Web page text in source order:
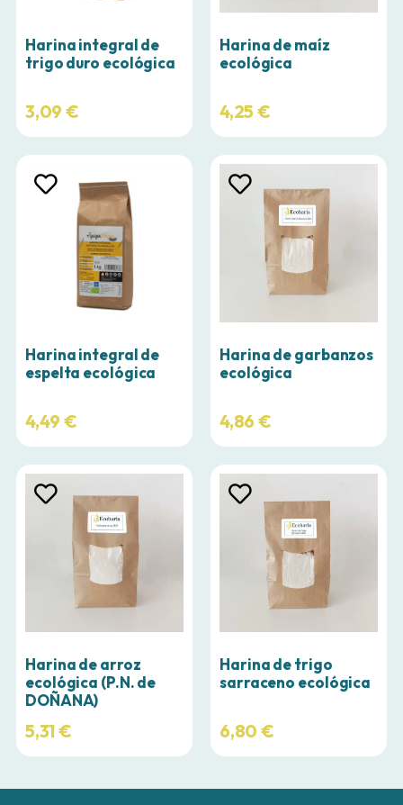
Harina integral de
trigo duro ecológica
3,09 €
Harina de maíz
ecológica
4,25 €
Harina integral de
espelta ecológica
4,49 €
Harina de garbanzos
ecológica
4,86 €
Harina de arroz
ecológica (P.N. de
DOÑANA)
5,31€
Harina de trigo
sarraceno ecológica
6,80 €